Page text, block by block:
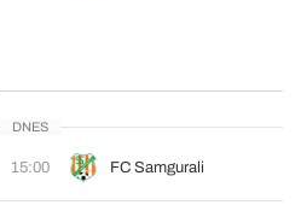
DNES
15:00 FC Samgurali